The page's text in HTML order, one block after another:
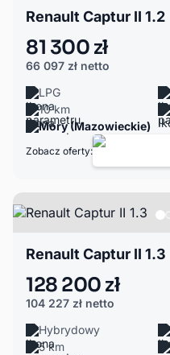
Renault Captur II 1.2
81 300 zł
66 097 zł netto
LPG
10 km
Mory (Mazowieckie)
Zobacz oferty:
Renault Captur II 1.3
128 200 zł
104 227 zł netto
Hybrydowy
5 km